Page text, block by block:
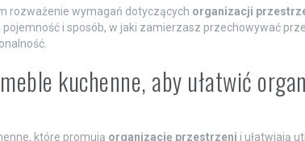
rozważenie wymagań dotyczących organizacji
pojemność i sposób, w jaki zamierzasz przechowywać
kuchenne, aby ułatwić
które promują organizację przestrzeni i ułatwiają